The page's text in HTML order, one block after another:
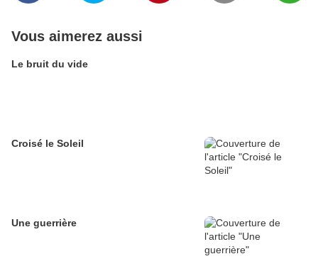
Vous aimerez aussi
Le bruit du vide
Croisé le Soleil
Une guerrière